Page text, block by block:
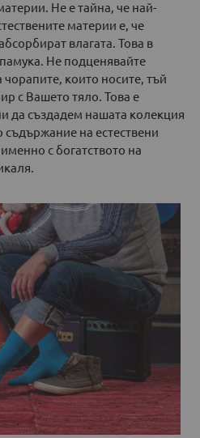
Не е тайна, че най-
материи е, че
влагата. Това в
Не подценявайте
чорапите, които носите, тъй
с Вашето тяло. Това е
да създадем нашата колекция
на естествени
с богатството на